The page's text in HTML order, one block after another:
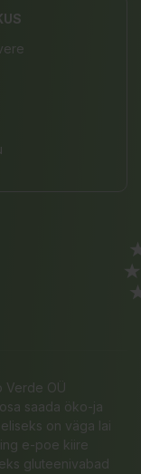
Verde OÜ
saada öko-ja
on väga lai
e-poe kiire
gluteenivabad